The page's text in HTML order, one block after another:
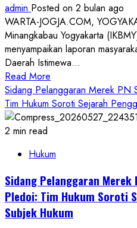
Negara
Capai
Rp1
Miliar
Lebih
admin Posted on 2 bulan ago
WARTA-JOGJA.COM,
Minangkabau Yogyakarta
menyampaikan laporan
Daerah Istimewa...
Read More
more
about
Ikatan
Minangkabau
Laporkan
Abu
Janda
Sidang Pelanggaran Merek PN
Tim Hukum Soroti Sejarah
2 min read
Hukum
Sidang Pelanggaran Merek
Pledoi: Tim Hukum Soroti
Subjek Hukum